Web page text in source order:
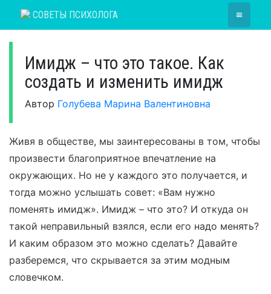
СОВЕТЫ ПСИХОЛОГА ≡
Имидж – что это такое. Как
создать и изменить имидж
Автор Голубева Марина Валентиновна
Живя в обществе, мы заинтересованы в том, чтобы
произвести благоприятное впечатление на
окружающих. Но не у каждого это получается, и
тогда можно услышать совет: «Вам нужно
поменять имидж». Имидж – что это? И откуда он
такой неправильный взялся, если его надо менять?
И каким образом это можно сделать? Давайте
разберемся, что скрывается за этим модным
словечком.